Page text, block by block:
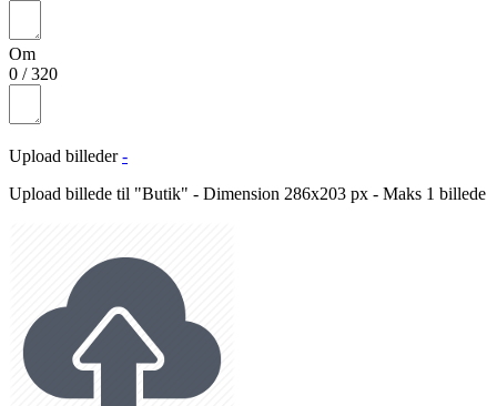
Om
0 /320
Upload billeder -
Upload billede til "Butik" - Dimension 286x203 px - Maks 1 billede